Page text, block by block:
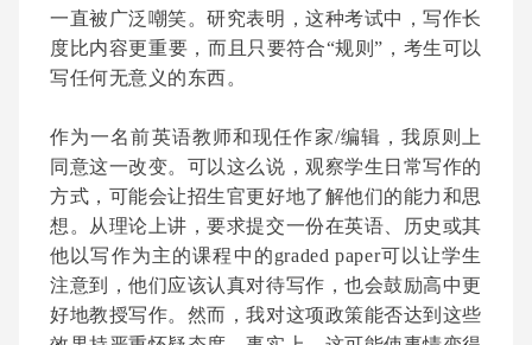
一直被广泛嘲笑。研究表明，这种考试中，写作长
度比内容更重要，而且只要符合“规则”，考生可以
写任何无意义的东西。
作为一名前英语教师和现任作家/编辑，我原则上
同意这一改变。可以这么说，观察学生日常写作的
方式，可能会让招生官更好地了解他们的能力和思
想。从理论上讲，要求提交一份在英语、历史或其
他以写作为主的课程中的graded paper可以让学生
注意到，他们应该认真对待写作，也会鼓励高中更
好地教授写作。然而，我对这项政策能否达到这些